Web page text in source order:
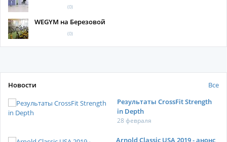
(0)
WEGYM на Березовой
(0)
Новости
Все
Результаты CrossFit Strength
in Depth
28 февраля
Arnold Classic USA 2019 - анонс